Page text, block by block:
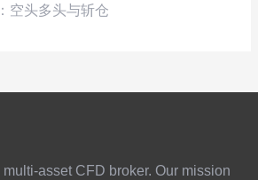
空头多头与斩仓
asset CFD broker. Our mission